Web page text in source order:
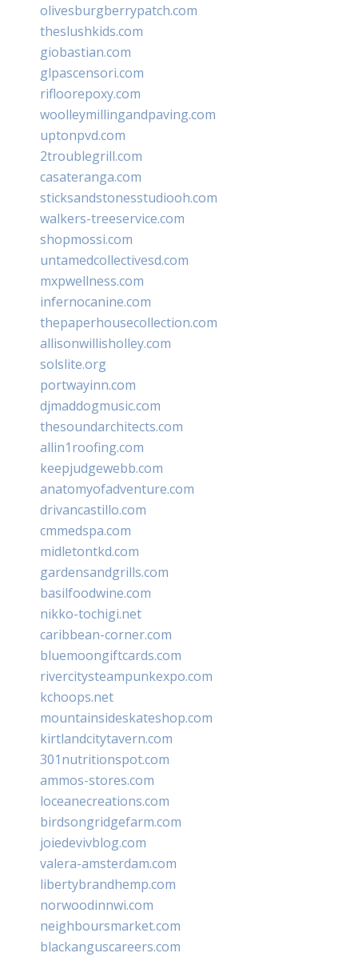
olivesburgberrypatch.com
theslushkids.com
giobastian.com
glpascensori.com
rifloorepoxy.com
woolleymillingandpaving.com
uptonpvd.com
2troublegrill.com
casateranga.com
sticksandstonesstudiooh.com
walkers-treeservice.com
shopmossi.com
untamedcollectivesd.com
mxpwellness.com
infernocanine.com
thepaperhousecollection.com
allisonwillisholley.com
solslite.org
portwayinn.com
djmaddogmusic.com
thesoundarchitects.com
allin1roofing.com
keepjudgewebb.com
anatomyofadventure.com
drivancastillo.com
cmmedspa.com
midletontkd.com
gardensandgrills.com
basilfoodwine.com
nikko-tochigi.net
caribbean-corner.com
bluemoongiftcards.com
rivercitysteampunkexpo.com
kchoops.net
mountainsideskateshop.com
kirtlandcitytavern.com
301nutritionspot.com
ammos-stores.com
loceanecreations.com
birdsongridgefarm.com
joiedevivblog.com
valera-amsterdam.com
libertybrandhemp.com
norwoodinnwi.com
neighboursmarket.com
blackanguscareers.com